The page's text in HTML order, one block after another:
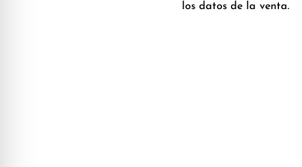
los datos de la venta.